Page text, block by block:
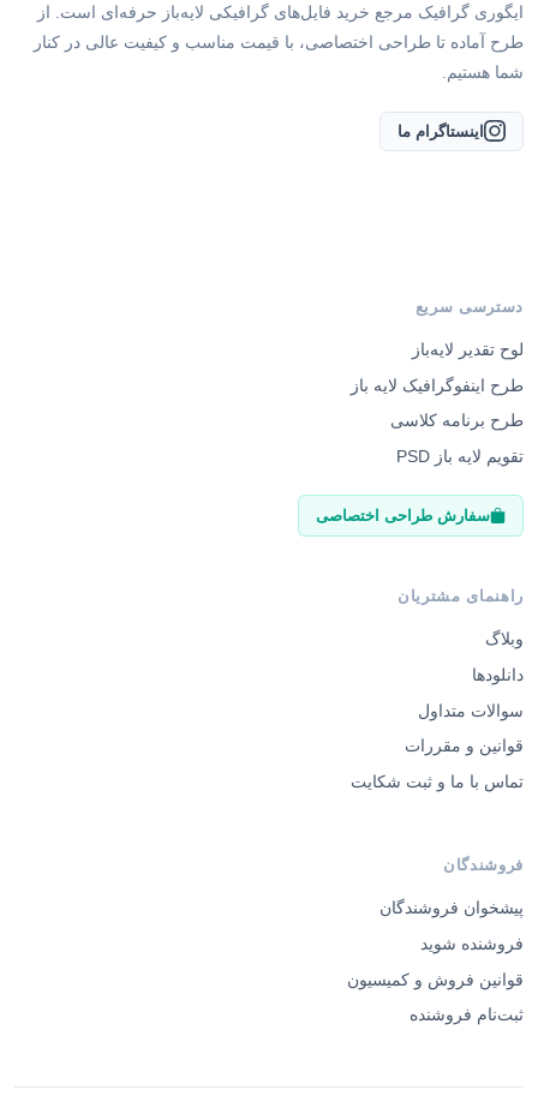
ایگوری گرافیک مرجع خرید فایل‌های گرافیکی لایه‌باز حرفه‌ای است. از
طرح آماده تا طراحی اختصاصی، با قیمت مناسب و کیفیت عالی در کنار
شما هستیم.
اینستاگرام ما
دسترسی سریع
لوح تقدیر لایه‌باز
طرح اینفوگرافیک لایه باز
طرح برنامه کلاسی
تقویم لایه باز PSD
سفارش طراحی اختصاصی
راهنمای مشتریان
وبلاگ
دانلودها
سوالات متداول
قوانین و مقررات
تماس با ما و ثبت شکایت
فروشندگان
پیشخوان فروشندگان
فروشنده شوید
قوانین فروش و کمیسیون
ثبت‌نام فروشنده